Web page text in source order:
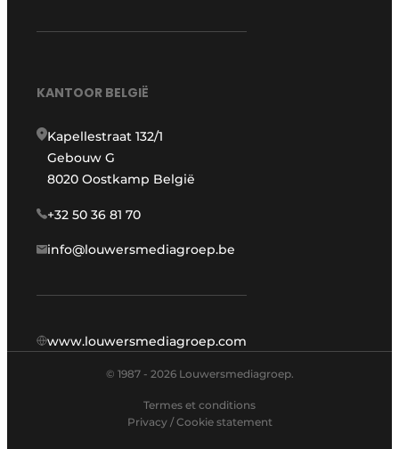
KANTOOR BELGIË
Kapellestraat 132/1
Gebouw G
8020 Oostkamp België
+32 50 36 81 70
info@louwersmediagroep.be
www.louwersmediagroep.com
© 1987 - 2026 Louwersmediagroep.
Termes et conditions
Privacy / Cookie statement